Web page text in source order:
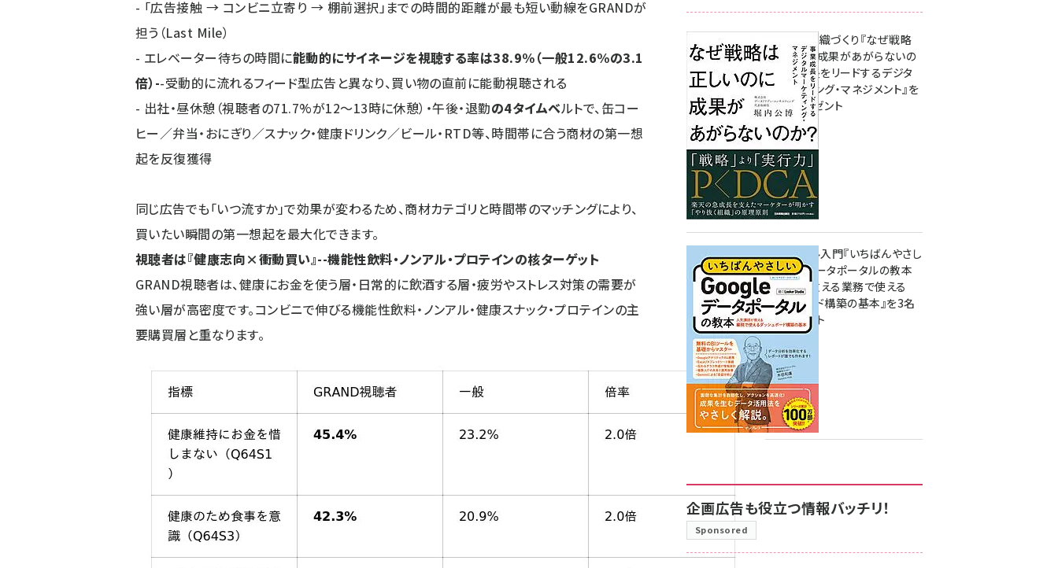
- 「広告接触 → コンビニ立寄り → 棚前選択」までの時間的距離が最も短い動線をGRANDが
担う（Last Mile）
- エレベーター待ちの時間に能動的にサイネージを視聴する率は38.9%（一般12.6%の3.1
倍）--受動的に流れるフィード型広告と異なり、買い物の直前に能動視聴される
- 出社・昼休憩（視聴者の71.7%が12～13時に休憩）・午後・退勤の4タイムベルトで、缶コー
ヒー／弁当・おにぎり／スナック・健康ドリンク／ビール・RTD等、時間帯に合う商材の第一想
起を反復獲得
同じ広告でも「いつ流すか」で効果が変わるため、商材カテゴリと時間帯のマッチングにより、
買いたい瞬間の第一想起を最大化できます。
視聴者は『健康志向×衝動買い』--機能性飲料・ノンアル・プロテインの核ターゲット
GRAND視聴者は、健康にお金を使う層・日常的に飲酒する層・疲労やストレス対策の需要が
強い層が高密度です。コンビニで伸びる機能性飲料・ノンアル・健康スナック・プロテインの主
要購買層と重なります。
成果を生む組織づくり『なぜ戦略
は正しいのに成果があがらないの
か？ 事業成長をリードするデジタ
ルマーケティング・マネジメント』を
3名様にプレゼント
10:00
無料BIツール入門『いちばんやさし
いGoogleデータポータルの教本
人気講師が教える業務で使える
ダッシュボード構築の基本』を3名
様にプレゼント
7月31日 10:00
企画広告も役立つ情報バッチリ！
Sponsored